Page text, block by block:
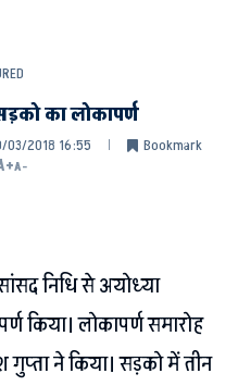
का लोकापर्ण
03/2018 16:55
Bookmark
A-
निधि से अयोध्या
किया। लोकापर्ण समारोह
गुप्ता ने किया। सड़को में तीन